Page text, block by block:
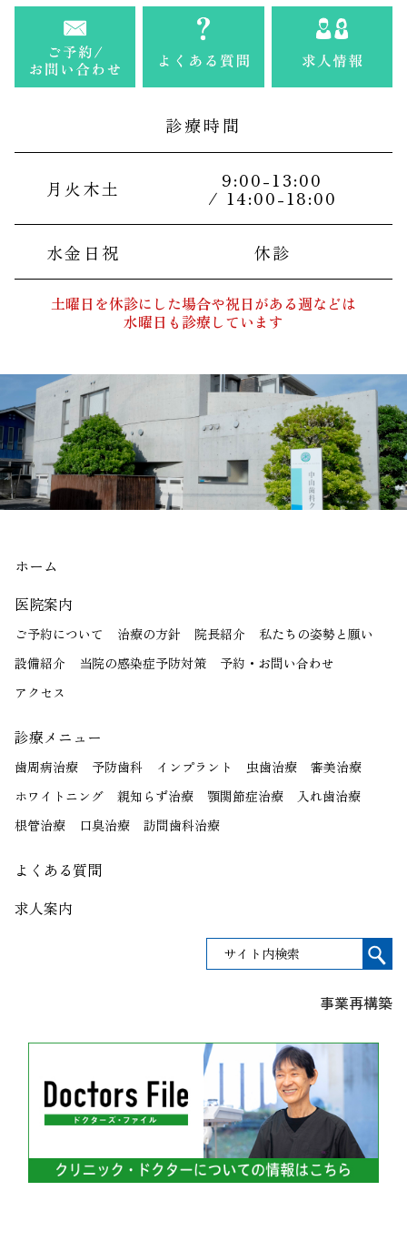
診療時間
月火木土 9:00-13:00
/ 14:00-18:00
水金日祝 休診
土曜日を休診にした場合や祝日がある週などは
水曜日も診療しています
ホーム
医院案内
ご予約について 治療の方針 院長紹介
私たちの姿勢と願い
設備紹介
当院の感染症予防対策
予約・お問い合わせ
アクセス
診療メニュー
歯周病治療 予防歯科 インプラント 虫歯治療
審美治療
ホワイトニング
親知らず治療 顎関節症治療
入れ歯治療
根管治療
口臭治療 訪問歯科治療
よくある質問
求人案内
事業再構築